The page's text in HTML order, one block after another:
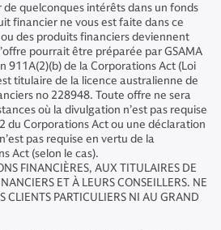
quelconques intérêts dans un fonds
financier ne vous est faite dans ce
des produits financiers deviennent
pourrait être préparée par GSAMA
911A(2)(b) de la Corporations Act (Loi
titulaire de la licence australienne de
no 228948. Toute offre ne sera
où la divulgation n’est pas requise
du Corporations Act ou une déclaration
pas requise en vertu de la
Act (selon le cas).
FINANCIÈRES, AUX TITULAIRES DE
ET À LEURS CONSEILLERS. NE
CLIENTS PARTICULIERS NI AU GRAND